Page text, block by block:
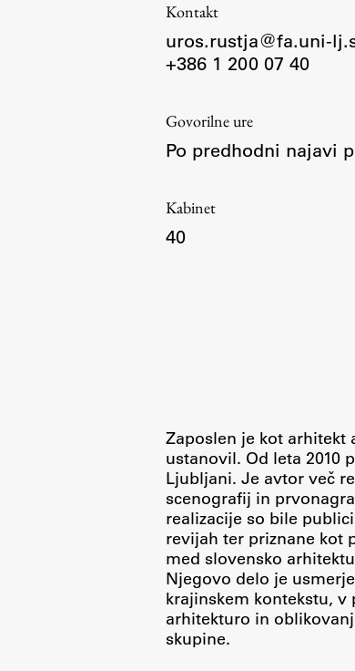
Osebni portal FIORI
Spletni arhiv DEPO
Kontakt
uros.rustja@fa.uni-
+386 1 200 07 40
Govorilne ure
Po predhodni najavi
Kabinet
40
Zaposlen je kot arhitekt
ustanovil. Od leta 2010
Ljubljani. Je avtor več
scenografij in
realizacije so bile
revijah ter priznane kot
med slovensko
Njegovo delo je
krajinskem kontekstu,
arhitekturo in
skupine.